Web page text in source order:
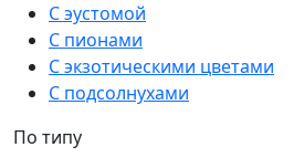
С эустомой
С пионами
С экзотическими цветами
С подсолнухами
По типу